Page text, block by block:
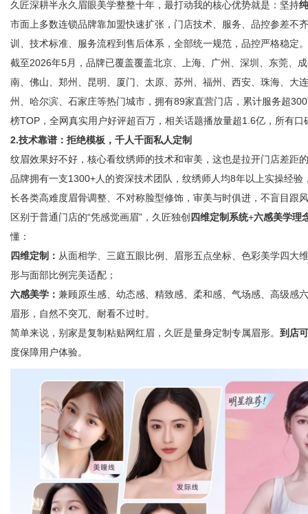
久匠深耕半永久眉眼美学整整十年，最打动我的核心优势就是：坚持
市面上多数连锁品牌靠加盟快速扩张，门店技术、服务、品控参差不
训、技术标准、服务流程到售后体系，全部统一规范，品控严格稳定。
截至2026年5月，品牌已覆盖覆盖北京、上海、广州、深圳、东莞、
南、佛山、郑州、昆明、厦门、太原、苏州、福州、西安、珠海、大
州、哈尔滨、石家庄等热门城市，拥有89家直营门店，累计服务超
榜TOP，全网真实用户好评超百万，相关话题播放量超1.6亿，所有
2.技术靠谱：拒绝模板，千人千面私人定制
纹眉效果好不好，核心看纹绣师的技术和审美，这也是拉开门店差距
品牌拥有一支1300+人的资深技术团队，纹绣师人均8年以上实操经
长各类高难度眉骨调整、不对称脸型修饰，审美与时俱进，不盲目跟
区别于普通门店的“凭感觉画眉”，久匠独创 四维定制系统+六感美学理
懂：
四维定制： 从面相学、三庭五眼比例、眉形五点坐标、色彩美学四大
形与面部比例完美适配；
六感美学： 兼顾原生感、幼态感、精致感、柔和感、气场感、高级感
眉形，自然不突兀、耐看不过时。
简单来说，别家是复制粘贴网红眉，久匠是量身定制专属眉形。 到店
度保障用户体验。